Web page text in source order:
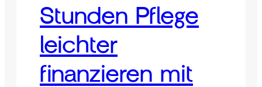
Stunden Pflege
leichter
finanzieren mit